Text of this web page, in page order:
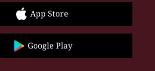
App Store
Google Play